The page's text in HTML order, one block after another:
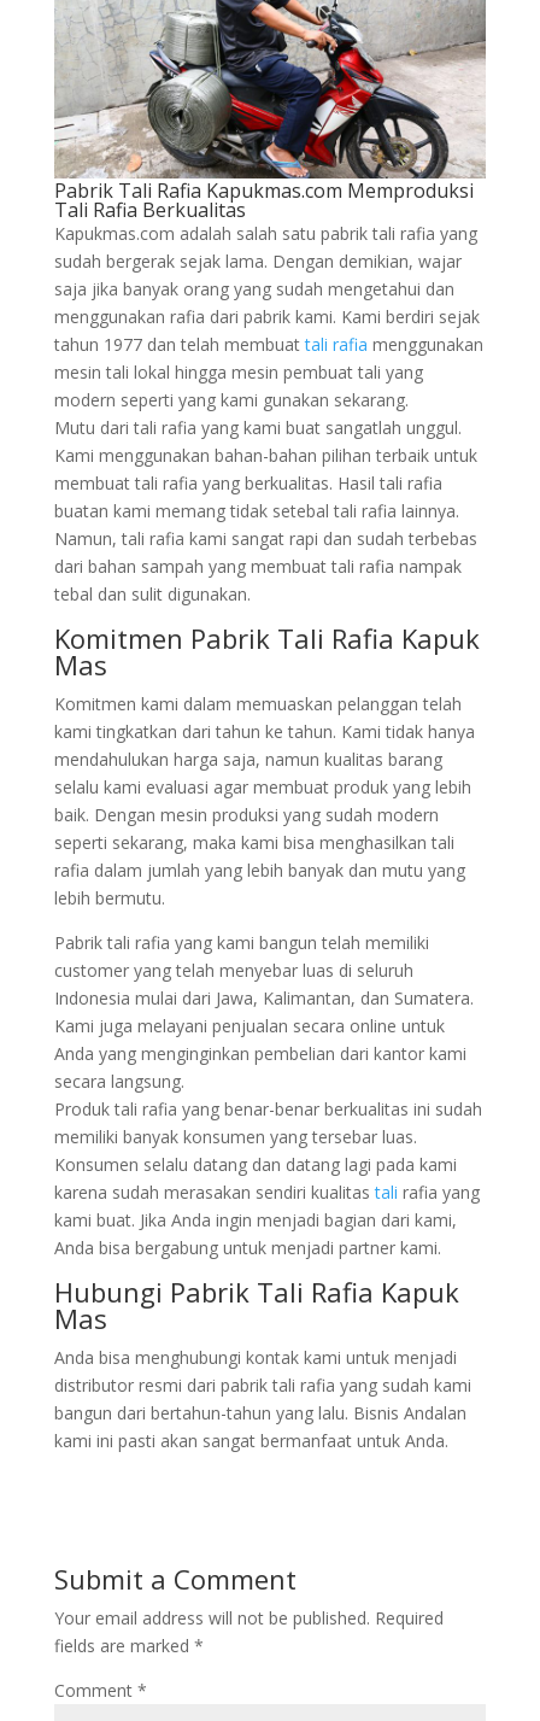
Pabrik Tali Rafia Kapukmas.com Memproduksi
Tali Rafia Berkualitas
Kapukmas.com adalah salah satu pabrik tali rafia yang
sudah bergerak sejak lama. Dengan demikian, wajar
saja jika banyak orang yang sudah mengetahui dan
menggunakan rafia dari pabrik kami. Kami berdiri sejak
tahun 1977 dan telah membuattali rafia menggunakan
mesin tali lokal hingga mesin pembuat tali yang
modern seperti yang kami gunakan sekarang.
Mutu dari tali rafia yang kami buat sangatlah unggul.
Kami menggunakan bahan-bahan pilihan terbaik untuk
membuat tali rafia yang berkualitas. Hasil tali rafia
buatan kami memang tidak setebal tali rafia lainnya.
Namun, tali rafia kami sangat rapi dan sudah terbebas
dari bahan sampah yang membuat tali rafia nampak
tebal dan sulit digunakan.
Komitmen Pabrik Tali Rafia Kapuk
Mas
Komitmen kami dalam memuaskan pelanggan telah
kami tingkatkan dari tahun ke tahun. Kami tidak hanya
mendahulukan harga saja, namun kualitas barang
selalu kami evaluasi agar membuat produk yang lebih
baik. Dengan mesin produksi yang sudah modern
seperti sekarang, maka kami bisa menghasilkan tali
rafia dalam jumlah yang lebih banyak dan mutu yang
lebih bermutu.
Pabrik tali rafia yang kami bangun telah memiliki
customer yang telah menyebar luas di seluruh
Indonesia mulai dari Jawa, Kalimantan, dan Sumatera.
Kami juga melayani penjualan secara online untuk
Anda yang menginginkan pembelian dari kantor kami
secara langsung.
Produk tali rafia yang benar-benar berkualitas ini sudah
memiliki banyak konsumen yang tersebar luas.
Konsumen selalu datang dan datang lagi pada kami
karena sudah merasakan sendiri kualitastali rafia yang
kami buat. Jika Anda ingin menjadi bagian dari kami,
Anda bisa bergabung untuk menjadi partner kami.
Hubungi Pabrik Tali Rafia Kapuk
Mas
Anda bisa menghubungi kontak kami untuk menjadi
distributor resmi dari pabrik tali rafia yang sudah kami
bangun dari bertahun-tahun yang lalu. Bisnis Andalan
kami ini pasti akan sangat bermanfaat untuk Anda.
Submit a Comment
Your email address will not be published. Required
fields are marked *
Comment *